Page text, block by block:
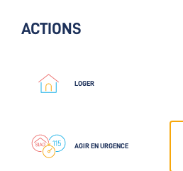
ACTIONS
LOGER
AGIR EN URGENCE